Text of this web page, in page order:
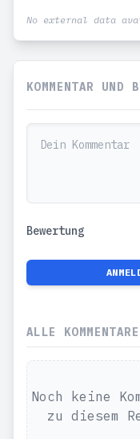
No external data
KOMMENTAR UND
Bewertung
ALLE
Noch keine
zu diesem